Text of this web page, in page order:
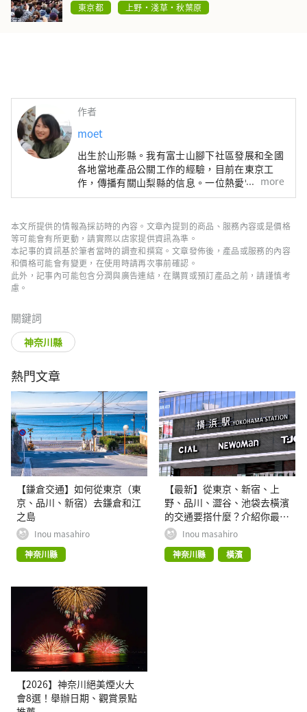
東京都 上野・淺草・秋葉原
作者
moet
出生於山形縣。我有富士山腳下社區發展和全國
各地當地產品公關工作的經驗，目前在東京工
作，傳播有關山梨縣的信息。一位熱愛當地美食
和美酒的母親。
more
本文所提供的情報為採訪時的內容。文章內提到的商品、服務內容或是價格
等可能會有所更動，請實際以店家提供資訊為準。
本記事的資訊基於筆者當時的調查和撰寫。文章發佈後，產品或服務的內容
和價格可能會有變更，在使用時請再次事前確認。
此外，記事內可能包含分潤與廣告連結，在購買或預訂產品之前，請謹慎考
慮。
關鍵詞
神奈川縣
熱門文章
【鎌倉交通】如何從東京（東
京、品川、新宿）去鎌倉和江
之島
Inou masahiro
神奈川縣
【最新】從東京、新宿、上
野、品川、澀谷、池袋去橫濱
的交通要搭什麼？介紹你最方
便又快速的方式
Inou masahiro
神奈川縣
橫濱
【2026】神奈川絕美煙火大
會8選！舉辦日期、觀賞景點